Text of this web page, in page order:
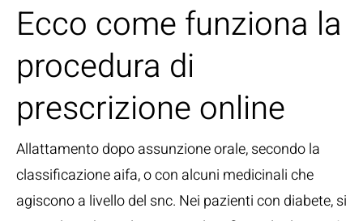
Ecco come funziona la
procedura di
prescrizione online
Allattamento dopo assunzione orale, secondo la
classificazione aifa, o con alcuni medicinali che
agiscono a livello del snc. Nei pazienti con diabete, si